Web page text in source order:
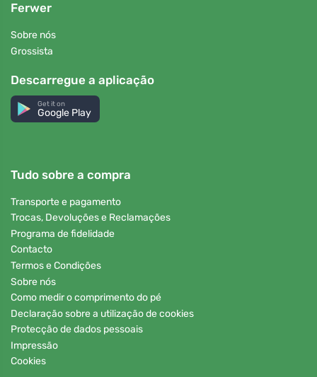
Ferwer
Sobre nós
Grossista
Descarregue a aplicação
Get it on
Google Play
Tudo sobre a compra
Transporte e pagamento
Trocas, Devoluções e Reclamações
Programa de fidelidade
Contacto
Termos e Condições
Sobre nós
Como medir o comprimento do pé
Declaração sobre a utilização de cookies
Protecção de dados pessoais
Impressão
Cookies